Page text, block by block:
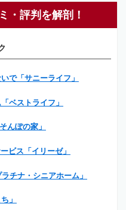
・評判を解剖！
で「サニーライフ」
ベストライフ」
んぽの家」
ビス「イリーゼ」
チナ・シニアホーム」
」